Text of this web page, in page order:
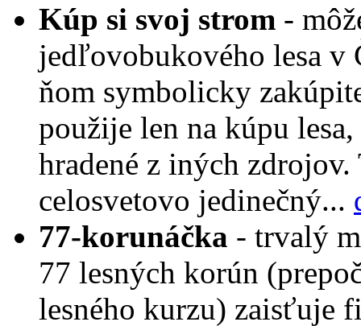
Kúp si svoj strom -
jedľovobukového lesa v
ňom symbolicky
použije len na kúpu
hradené z iných
celosvetovo jedinečný...
77-korunáčka - trvalý
77 lesných korún
lesného kurzu) zaisťuje